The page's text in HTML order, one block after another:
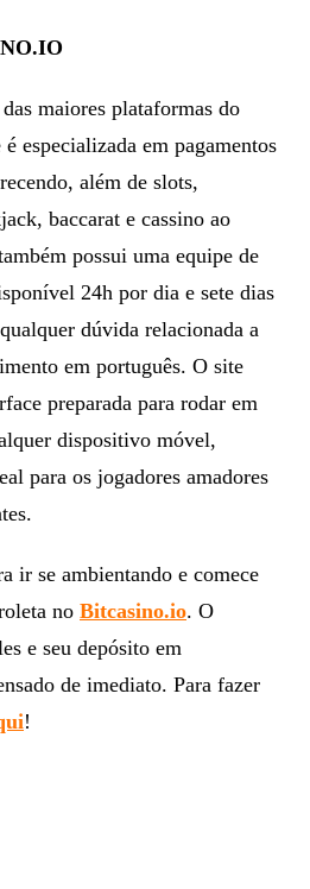
maiores plataformas do
especializada em pagamentos
além de slots,
baccarat e cassino ao
possui uma equipe de
24h por dia e sete dias
dúvida relacionada a
em português. O site
preparada para rodar em
dispositivo móvel,
para os jogadores amadores
ir se ambientando e comece
no Bitcasino.io. O
e seu depósito em
de imediato. Para fazer
!